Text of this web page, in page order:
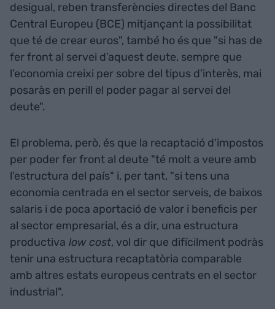
desigual, reben transferències directes del Banc
Central Europeu (BCE) mitjançant la possibilitat
que té de crear euros", també ho és que "si has de
fer front al servei d’aquest deute, sempre que
l’economia creixi per sobre del tipus d’interès, mai
posaràs en perill el poder pagar al servei del
deute".
El problema, però, és que la recaptació d'impostos
per poder fer front al deute "té molt a veure amb
l'estructura del país" i, per tant, "si tens una
economia centrada en el sector serveis, de baixos
salaris i de poca aportació de valor i beneficis per
al sector empresarial, és a dir, una estructura
productiva low cost, vol dir que difícilment podràs
tenir una estructura recaptatòria comparable
amb altres estats europeus centrats en el sector
industrial".